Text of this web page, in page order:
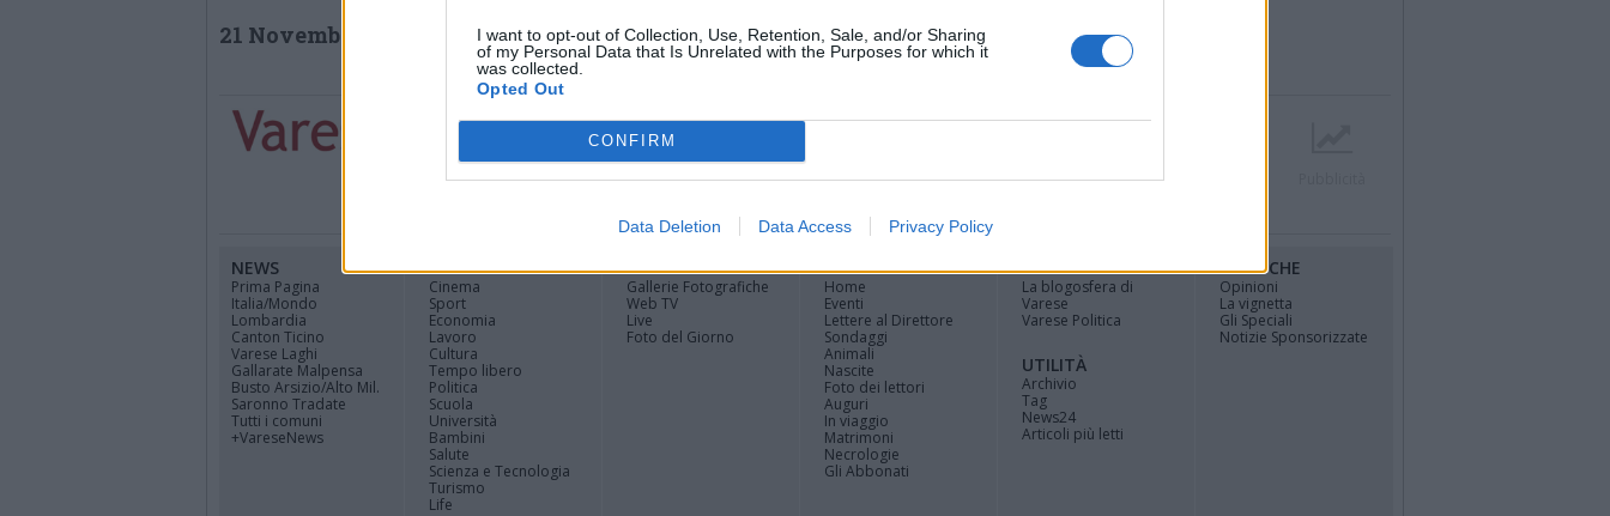
I want to opt-out of Collection, Use, Retention, Sale, and/or Sharing
of my Personal Data that Is Unrelated with the Purposes for which it
was collected.
Opted Out
CONFIRM
Data Deletion Data Access Privacy Policy
21 Novembre 2023
Registrati Redazione
Invia
Feed RSS Facebook Twitter Contatti
NEWS
Prima Pagina
Italia/Mondo
Lombardia
Canton Ticino
Varese Laghi
Gallarate Malpensa
Busto Arsizio/Alto Mil.
Saronno Tradate
Tutti i comuni
+VareseNews
CANALI
Cinema
Sport
Economia
Lavoro
Cultura
Tempo libero
Politica
Scuola
Università
Bambini
Salute
Scienza e Tecnologia
Turismo
Life
MULTIMEDIA
Gallerie Fotografiche
Web TV
Live
Foto del Giorno
COMUNITÀ
Home
Eventi
Lettere al Direttore
Sondaggi
Animali
Nascite
Foto dei lettori
Auguri
In viaggio
Matrimoni
Necrologie
Gli Abbonati
BLOG
La blogosfera di
Varese
Varese Politica
UTILITÀ
Archivio
Tag
News24
Articoli più letti
RUBRICHE
Opinioni
La vignetta
Gli Speciali
Notizie Sponsorizzate